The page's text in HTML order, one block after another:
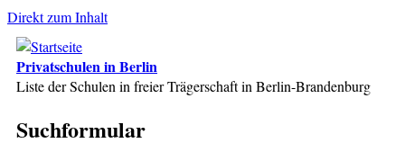
Direkt zum Inhalt
Privatschulen in Berlin
Liste der Schulen in freier Trägerschaft in Berlin-Brandenburg
Suchformular